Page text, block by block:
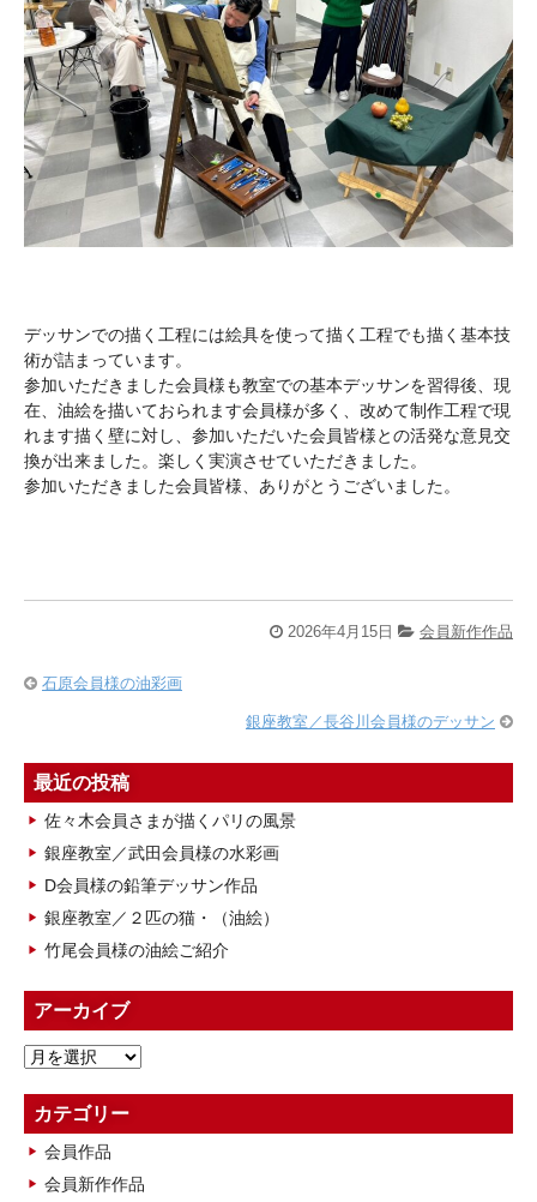
デッサンでの描く工程には絵具を使って描く工程でも描く基本技
術が詰まっています。
参加いただきました会員様も教室での基本デッサンを習得後、現
在、油絵を描いておられます会員様が多く、改めて制作工程で現
れます描く壁に対し、参加いただいた会員皆様との活発な意見交
換が出来ました。楽しく実演させていただきました。
参加いただきました会員皆様、ありがとうございました。
2026年4月15日 会員新作作品
石原会員様の油彩画
銀座教室／長谷川会員様のデッサン
最近の投稿
佐々木会員さまが描くパリの風景
銀座教室／武田会員様の水彩画
D会員様の鉛筆デッサン作品
銀座教室／２匹の猫・（油絵）
竹尾会員様の油絵ご紹介
アーカイブ
ア
カ
イ
ブ
カテゴリー
会員作品
会員新作作品